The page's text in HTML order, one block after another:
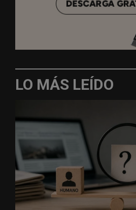
LO MÁS LEÍDO